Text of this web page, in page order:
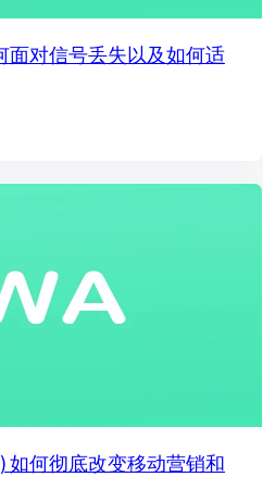
对信号丢失以及如何适
如何彻底改变移动营销和